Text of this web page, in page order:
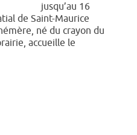
jusqu’au 16
de Saint-Maurice
né du crayon du
accueille le